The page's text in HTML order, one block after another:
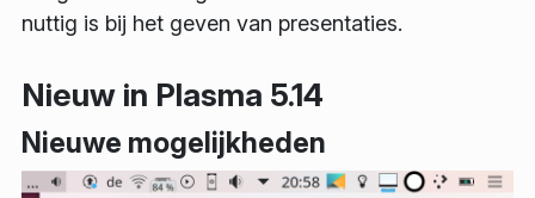
nuttig is bij het geven van presentaties.
Nieuw in Plasma 5.14
Nieuwe mogelijkheden